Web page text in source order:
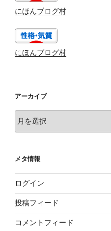
にほんブログ村
にほんブログ村
アーカイブ
ー
ブ
メタ情報
ログイン
投稿フィード
コメントフィード